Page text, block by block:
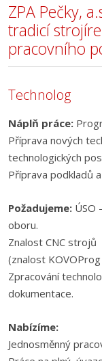
ZPA Pečky,
tradicí
pracovního
Technolog
Náplň práce:
Příprava nových
technologických
Příprava podkladů
Požadujeme: ÚSO
oboru.
Znalost CNC
(znalost
Zpracování
dokumentace.
Nabízíme:
Jednosměnný